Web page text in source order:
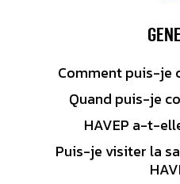
Comment puis-je
Quand puis-je
HAVEP a-t-
Puis-je visiter la